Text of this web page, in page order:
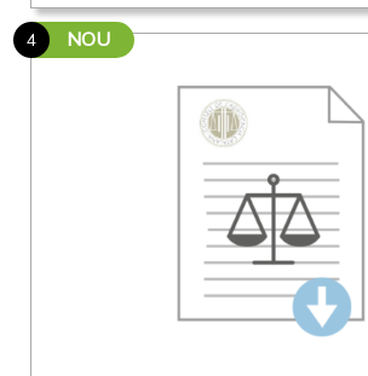
4 NOU